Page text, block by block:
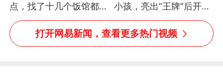
点，找了十几个饭馆都没
开门：午休到几点
小孩，亮出“王牌”后开启
一键静音
打开网易新闻，查看更多热门视频